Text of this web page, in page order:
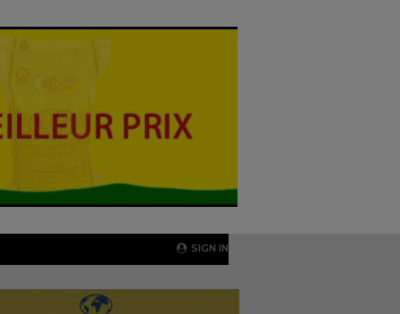
SIGN IN